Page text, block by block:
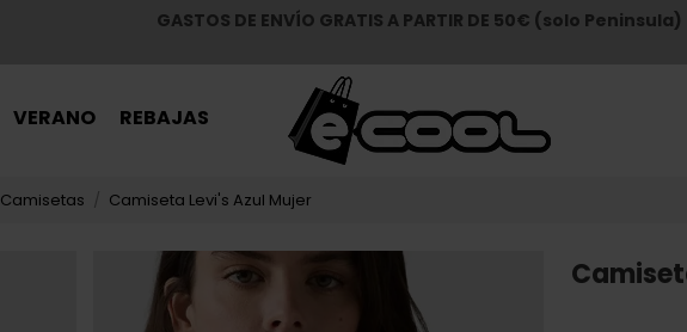
GASTOS DE ENVÍO GRATIS A PARTIR DE 50€ (solo Peninsula)
VERANO REBAJAS
Camisetas Camiseta Levi's Azul Mujer